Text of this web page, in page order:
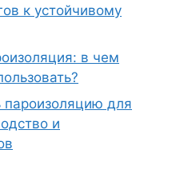
к устойчивому
в чем
пароизоляцию для
и